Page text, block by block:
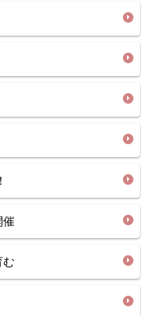
催
む